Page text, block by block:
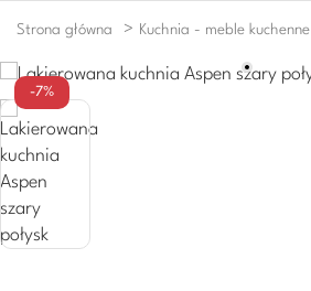
Strona główna Kuchnia - meble kuchenne
-7%